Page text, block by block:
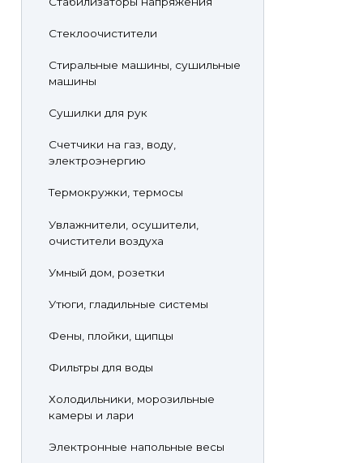
Стеклоочистители
Стиральные машины, сушильные
машины
Сушилки для рук
Счетчики на газ, воду,
электроэнергию
Термокружки, термосы
Увлажнители, осушители,
очистители воздуха
Умный дом, розетки
Утюги, гладильные системы
Фены, плойки, щипцы
Фильтры для воды
Холодильники, морозильные
камеры и лари
Электронные напольные весы